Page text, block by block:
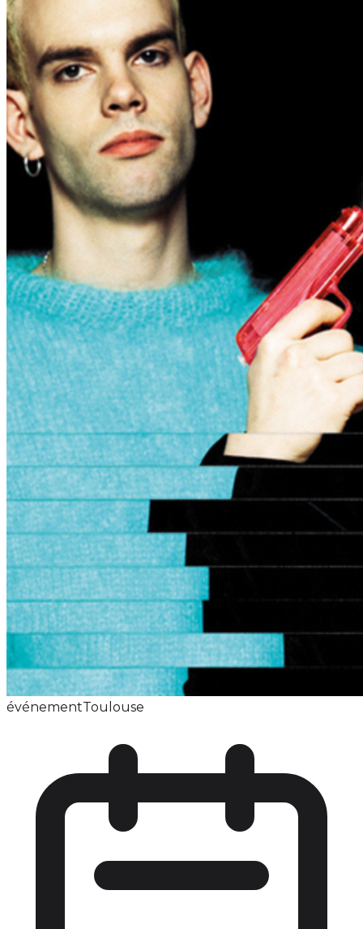
événementToulouse